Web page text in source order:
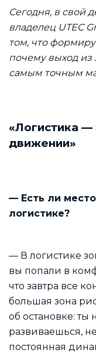
Сегодня, в свой
владелец UTEC
том, что
почему выход из
самым точным
«Логистика
движении»
— Есть ли
логистике?
— В логистике
вы попали в
что завтра все
большая зона
об остановке: ты
развиваешься,
постоянная